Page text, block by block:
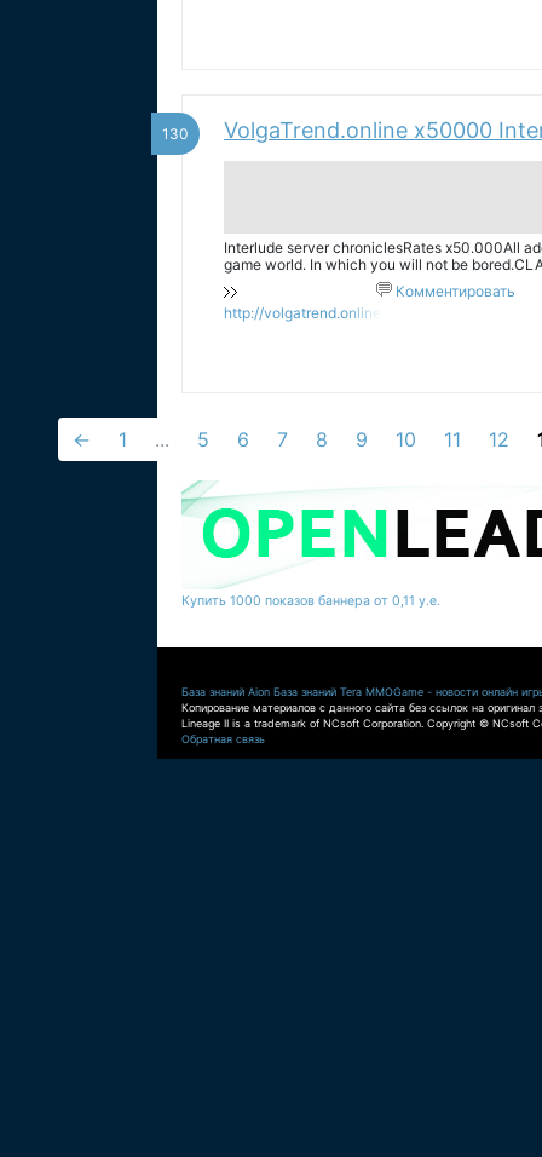
130 VolgaTrend.online x50000
Interlude server chroniclesRates x50.000All
game world. In which you will not be
creation.One alliance is allowed per clan.The
http://volgatrend.online
Комментировать
← 1 ... 5 6 7 8 9 10 11 12
Купить 1000 показов баннера от 0,11 у.е.
База знаний Aion База знаний Tera MMOGame - новости онлайн
Копирование материалов с данного сайта без ссылок на оригинал
Lineage II is a trademark of NCsoft Corporation. Copyright © NCsoft
Обратная связь